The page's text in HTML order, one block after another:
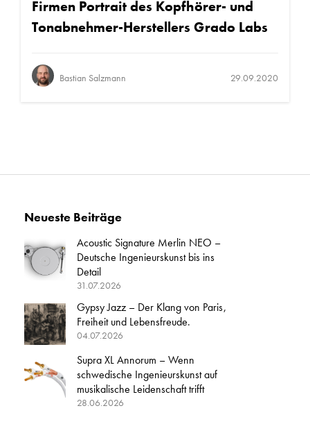
Firmen Portrait des Kopfhörer- und
Tonabnehmer-Herstellers Grado Labs
Bastian Salzmann 29.09.2020
Neueste Beiträge
Acoustic Signature Merlin NEO –
Deutsche Ingenieurskunst bis ins
Detail
31.07.2026
Gypsy Jazz – Der Klang von Paris,
Freiheit und Lebensfreude.
04.07.2026
Supra XL Annorum – Wenn
schwedische Ingenieurskunst auf
musikalische Leidenschaft trifft
28.06.2026